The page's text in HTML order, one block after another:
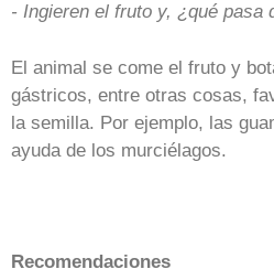
- Ingieren el fruto y, ¿qué pasa
El animal se come el fruto y
gástricos, entre otras cosas,
la semilla. Por ejemplo, las
ayuda de los murciélagos.
Recomendaciones